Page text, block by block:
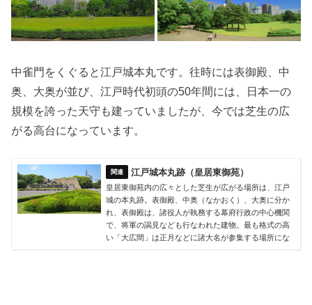
中雀門をくぐると江戸城本丸です。往時には表御殿、中
奥、大奥が並び、江戸時代初頭の50年間には、日本一の
規模を誇った天守も建っていましたが、今では芝生の広
がる高台になっています。
江戸城本丸跡（皇居東御苑）
皇居東御苑内の広々とした芝生が広がる場所は、江戸
城の本丸跡。表御殿、中奥（なかおく）、大奥に分か
れ、表御殿は、諸役人が執務する幕府行政の中心機関
で、将軍の謁見なども行なわれた建物。最も格式の高
い「大広間」は正月などに諸大名が参集する場所にな